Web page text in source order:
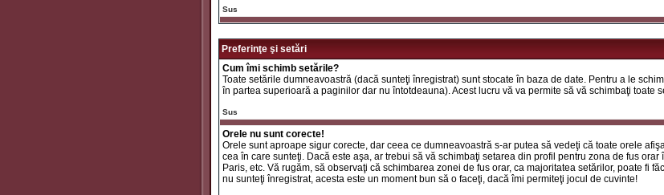
Sus
Preferinţe şi setări
Cum îmi schimb setările?
Toate setările dumneavoastră (dacă sunteţi înregistrat) sunt stocate în baza de date. Pentru a le
în partea superioară a paginilor dar nu întotdeauna). Acest lucru vă va permite să vă schimbaţi toate
Sus
Orele nu sunt corecte!
Orele sunt aproape sigur corecte, dar ceea ce dumneavoastră s-ar putea să vedeţi că toate orele
cea în care sunteţi. Dacă este aşa, ar trebui să vă schimbaţi setarea din profil pentru zona de fus
Paris, etc. Vă rugăm, să observaţi că schimbarea zonei de fus orar, ca majoritatea setărilor, poate fi
nu sunteţi înregistrat, acesta este un moment bun să o faceţi, dacă îmi permiteţi jocul de cuvinte!